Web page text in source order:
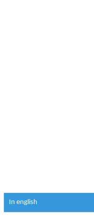
In english